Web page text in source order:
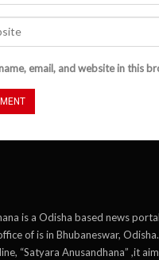
email, and website in this
is a Odisha based news
of is in Bhubaneswar, Odisha.
“Satyara Anusandhana” ,it